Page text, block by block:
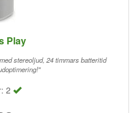
Play
stereoljud, 24 timmars batteritid
2